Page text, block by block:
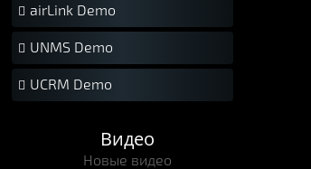
 airLink Demo
 UNMS Demo
 UCRM Demo
Видео
Новые видео